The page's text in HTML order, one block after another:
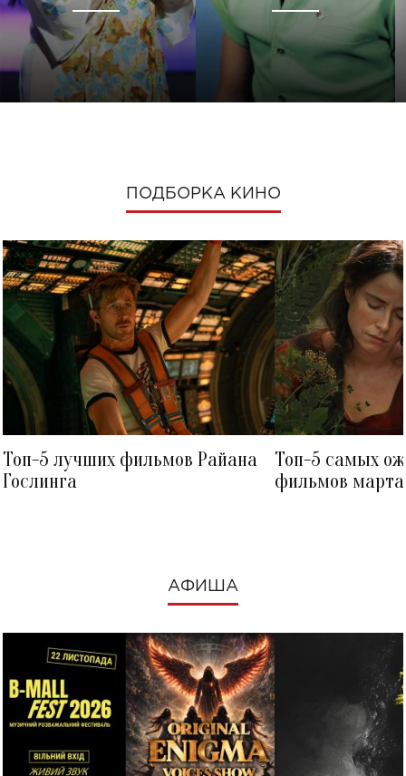
ПОДБОРКА КИНО
Топ-5 лучших фильмов Райана
Гослинга
Топ-5 самых
фильмов
АФИША